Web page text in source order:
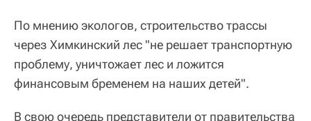
По мнению экологов, строительство трассы
через Химкинский лес "не решает транспортную
проблему, уничтожает лес и ложится
финансовым бременем на наших детей".
В свою очередь представители от правительства